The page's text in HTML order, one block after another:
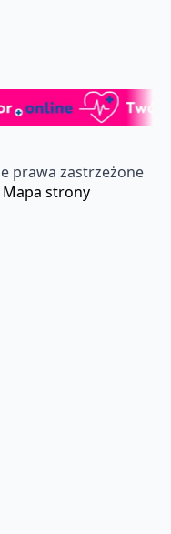
prawa zastrzeżone
Mapa strony